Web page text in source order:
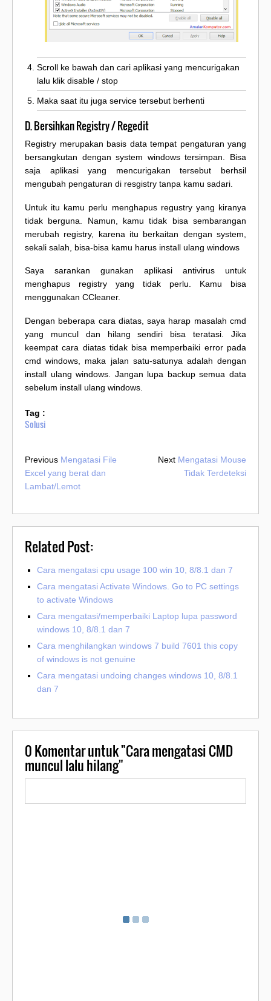
Scroll ke bawah dan cari aplikasi yang mencurigakan
lalu klik disable / stop
Maka saat itu juga service tersebut berhenti
D. Bersihkan Registry / Regedit
Registry merupakan basis data tempat pengaturan yang
bersangkutan dengan system windows tersimpan. Bisa
saja aplikasi yang mencurigakan tersebut berhsil
mengubah pengaturan di resgistry tanpa kamu sadari.
Untuk itu kamu perlu menghapus regustry yang kiranya
tidak berguna. Namun, kamu tidak bisa sembarangan
merubah registry, karena itu berkaitan dengan system,
sekali salah, bisa-bisa kamu harus install ulang windows
Saya sarankan gunakan aplikasi antivirus untuk
menghapus registry yang tidak perlu. Kamu bisa
menggunakan CCleaner.
Dengan beberapa cara diatas, saya harap masalah cmd
yang muncul dan hilang sendiri bisa teratasi. Jika
keempat cara diatas tidak bisa memperbaiki error pada
cmd windows, maka jalan satu-satunya adalah dengan
install ulang windows. Jangan lupa backup semua data
sebelum install ulang windows.
Tag :
Solusi
Previous Mengatasi File
Excel yang berat dan
Lambat/Lemot
Next Mengatasi Mouse
Tidak Terdeteksi
Related Post:
Cara mengatasi cpu usage 100 win 10, 8/8.1 dan 7
Cara mengatasi Activate Windows. Go to PC settings
to activate Windows
Cara mengatasi/memperbaiki Laptop lupa password
windows 10, 8/8.1 dan 7
Cara menghilangkan windows 7 build 7601 this copy
of windows is not genuine
Cara mengatasi undoing changes windows 10, 8/8.1
dan 7
0Komentar untuk "Cara mengatasi CMD
muncul lalu hilang"